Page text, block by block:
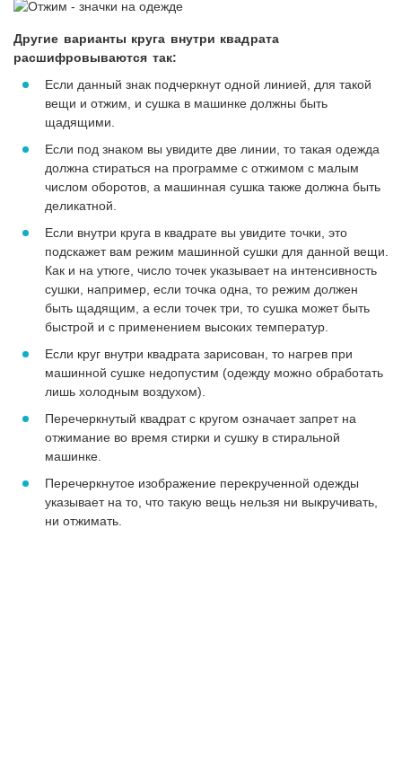
Другие варианты круга внутри квадрата
расшифровываются так:
Если данный знак подчеркнут одной линией, для такой
вещи и отжим, и сушка в машинке должны быть
щадящими.
Если под знаком вы увидите две линии, то такая одежда
должна стираться на программе с отжимом с малым
числом оборотов, а машинная сушка также должна быть
деликатной.
Если внутри круга в квадрате вы увидите точки, это
подскажет вам режим машинной сушки для данной вещи.
Как и на утюге, число точек указывает на интенсивность
сушки, например, если точка одна, то режим должен
быть щадящим, а если точек три, то сушка может быть
быстрой и с применением высоких температур.
Если круг внутри квадрата зарисован, то нагрев при
машинной сушке недопустим (одежду можно обработать
лишь холодным воздухом).
Перечеркнутый квадрат с кругом означает запрет на
отжимание во время стирки и сушку в стиральной
машинке.
Перечеркнутое изображение перекрученной одежды
указывает на то, что такую вещь нельзя ни выкручивать,
ни отжимать.